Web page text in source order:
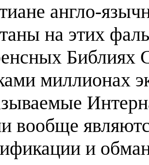
англо-
на этих
миллионах
вообще
и